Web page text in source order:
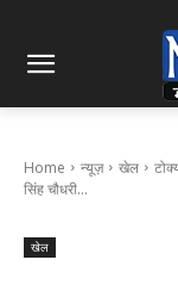
Home न्यूज़ खेल
सिंह चौधरी...
खेल